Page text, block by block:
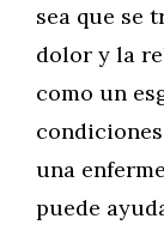
sea que se
dolor y la
como un
una
puede